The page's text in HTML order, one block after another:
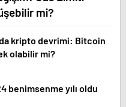
mi?
kripto devrimi: Bitcoin
olabilir mi?
benimsenme yılı oldu